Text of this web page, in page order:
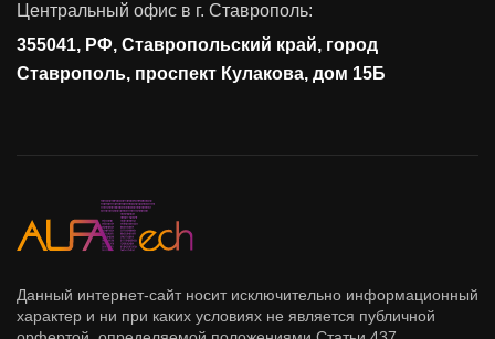
Управление доступом
Сетевая безопасность
Центральный офис в г. Ставрополь:
355041, РФ, Ставропольский край, город
Ставрополь, проспект Кулакова, дом 15Б
Данный интернет-сайт носит исключительно информационный
характер и ни при каких условиях не является публичной